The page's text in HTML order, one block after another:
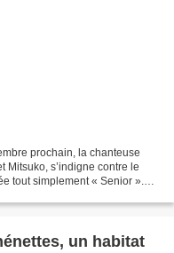
prochain, la chanteuse
Mitsuko, s’indigne contre le
tout simplement « Senior ».
un habitat